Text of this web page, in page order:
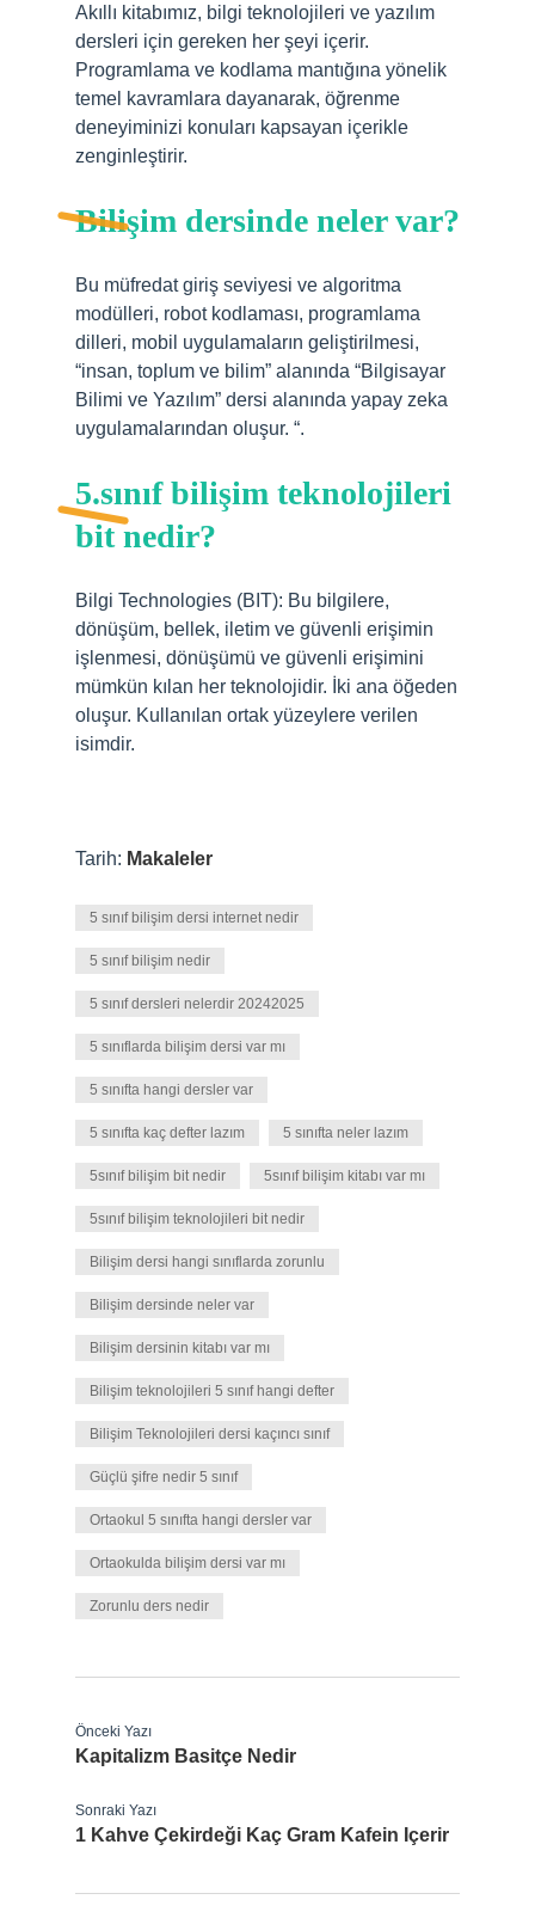
Akıllı kitabımız, bilgi teknolojileri ve yazılım
dersleri için gereken her şeyi içerir.
Programlama ve kodlama mantığına yönelik
temel kavramlara dayanarak, öğrenme
deneyiminizi konuları kapsayan içerikle
zenginleştirir.
Bilişim dersinde neler var?
Bu müfredat giriş seviyesi ve algoritma
modülleri, robot kodlaması, programlama
dilleri, mobil uygulamaların geliştirilmesi,
“insan, toplum ve bilim” alanında “Bilgisayar
Bilimi ve Yazılım” dersi alanında yapay zeka
uygulamalarından oluşur. “.
5.sınıf bilişim teknolojileri
bit nedir?
Bilgi Technologies (BIT): Bu bilgilere,
dönüşüm, bellek, iletim ve güvenli erişimin
işlenmesi, dönüşümü ve güvenli erişimini
mümkün kılan her teknolojidir. İki ana öğeden
oluşur. Kullanılan ortak yüzeylere verilen
isimdir.
Tarih: Makaleler
5 sınıf bilişim dersi internet nedir
5 sınıf bilişim nedir
5 sınıf dersleri nelerdir 20242025
5 sınıflarda bilişim dersi var mı
5 sınıfta hangi dersler var
5 sınıfta kaç defter lazım 5 sınıfta neler lazım
5sınıf bilişim bit nedir 5sınıf bilişim kitabı var mı
5sınıf bilişim teknolojileri bit nedir
Bilişim dersi hangi sınıflarda zorunlu
Bilişim dersinde neler var
Bilişim dersinin kitabı var mı
Bilişim teknolojileri 5 sınıf hangi defter
Bilişim Teknolojileri dersi kaçıncı sınıf
Güçlü şifre nedir 5 sınıf
Ortaokul 5 sınıfta hangi dersler var
Ortaokulda bilişim dersi var mı
Zorunlu ders nedir
Önceki Yazı
Kapitalizm Basitçe Nedir
Sonraki Yazı
1 Kahve Çekirdeği Kaç Gram Kafein Içerir